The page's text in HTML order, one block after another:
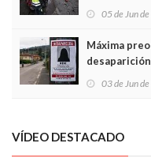
frontal
05 de Jun
Máxima
03 de Jun
VÍDEO DESTACADO